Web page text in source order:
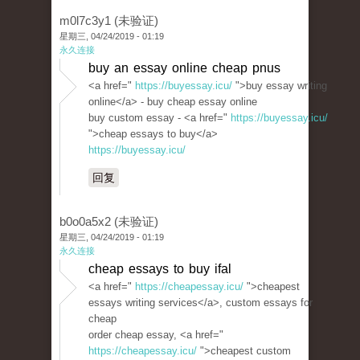
m0l7c3y1 (未验证)
星期三, 04/24/2019 - 01:19
永久连接
buy an essay online cheap pnus
<a href=" https://buyessay.icu/ ">buy essay writing
online</a> - buy cheap essay online
buy custom essay - <a href=" https://buyessay.icu/
">cheap essays to buy</a>
https://buyessay.icu/
回复
b0o0a5x2 (未验证)
星期三, 04/24/2019 - 01:19
永久连接
cheap essays to buy ifal
<a href=" https://cheapessay.icu/ ">cheapest
essays writing services</a>, custom essays for
cheap
order cheap essay, <a href="
https://cheapessay.icu/ ">cheapest custom